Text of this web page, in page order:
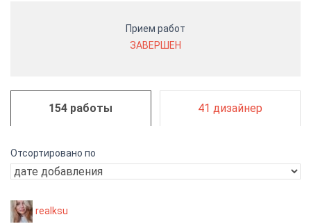
Прием работ
ЗАВЕРШЕН
154 работы 41 дизайнер
Отсортировано по
realksu